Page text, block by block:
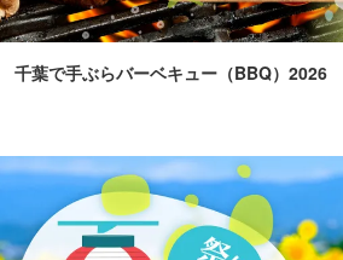
千葉で手ぶらバーベキュー（BBQ）2026